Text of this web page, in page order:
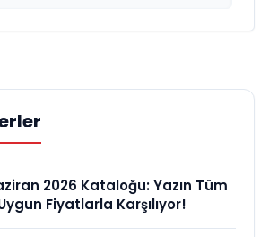
2026 Kataloğu: Yazın Tüm
Fiyatlarla Karşılıyor!